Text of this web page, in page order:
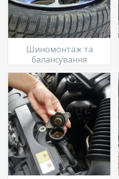
Шиномонтаж та
балансування